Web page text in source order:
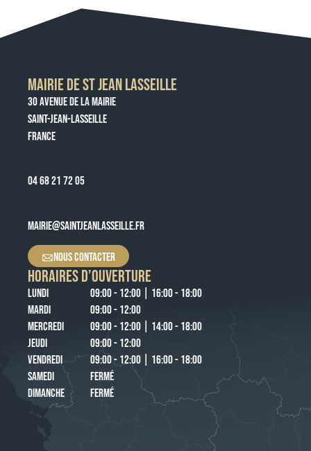
MAIRIE DE ST JEAN LASSEILLE
30 AVENUE DE LA MAIRIE
SAINT-JEAN-LASSEILLE
FRANCE
04 68 21 72 05
MAIRIE@SAINTJEANLASSEILLE.FR
NOUS CONTACTER
HORAIRES D’OUVERTURE
LUNDI
09:00 - 12:00 | 16:00 - 18:00
MARDI
09:00 - 12:00
MERCREDI
09:00 - 12:00 | 14:00 - 18:00
JEUDI
09:00 - 12:00
VENDREDI
09:00 - 12:00 | 16:00 - 18:00
SAMEDI
FERMÉ
DIMANCHE
FERMÉ